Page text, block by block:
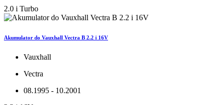
2.0 i Turbo
Akumulator do Vauxhall Vectra B 2.2 i 16V
Vauxhall
Vectra
08.1995 - 10.2001